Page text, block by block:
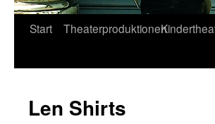
Zum
Start Theaterproduktionen
Len Shirts